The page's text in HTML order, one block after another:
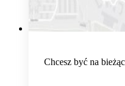
Chcesz być na